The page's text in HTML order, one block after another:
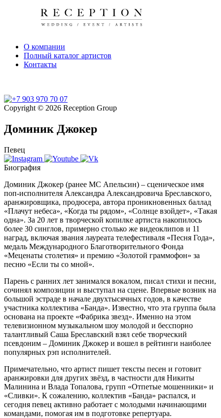
О компании
Полный каталог артистов
Контакты
Copyright © 2026 Reception Group
Доминик Джокер
Певец
Биография
Доминик Джокер (ранее МС Апельсин) – сценическое имя
поп-исполнителя Александра Александровича Бреславского,
аранжировщика, продюсера, автора проникновенных баллад
«Плачут небеса», «Когда ты рядом», «Солнце взойдет», «Такая
одна». За 20 лет в творческой копилке артиста накопилось
более 30 синглов, примерно столько же видеоклипов и 11
наград, включая звания лауреата телефестиваля «Песня Года»,
медаль Международного Благотворительного Фонда
«Меценаты столетия» и премию «Золотой граммофон» за
песню «Если ты со мной».
Парень с ранних лет занимался вокалом, писал стихи и песни,
сочинял композиции и выступал на сцене. Впервые возник на
большой эстраде в начале двухтысячных годов, в качестве
участника коллектива «Банда». Известно, что эта группа была
основана на проекте «Фабрика звезд». Именно на этом
телевизионном музыкальном шоу молодой и бесспорно
талантливый Саша Бреславский взял себе творческий
псевдоним – Доминик Джокер и вошел в рейтинги наиболее
популярных рэп исполнителей.
Примечательно, что артист пишет тексты песен и готовит
аранжировки для других звёзд, в частности для Никиты
Малинина и Влада Топалова, групп «Отпетые мошенники» и
«Сливки». К сожалению, коллектив «Банда» распался, и
сегодня певец активно работает с молодыми начинающими
командами, помогая им в подготовке репертуара.